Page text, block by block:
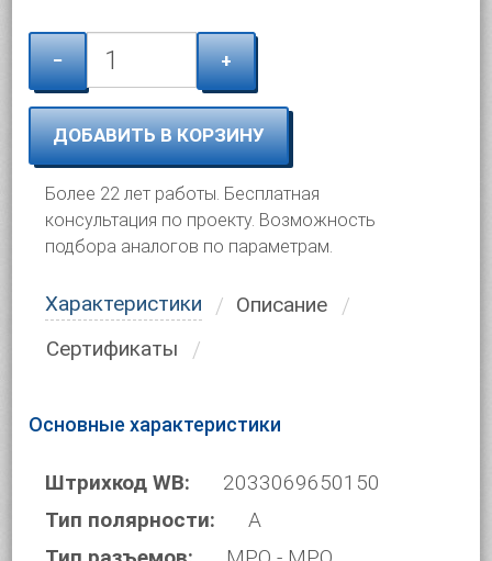
− +
ДОБАВИТЬ В КОРЗИНУ
Более 22 лет работы. Бесплатная
консультация по проекту. Возможность
подбора аналогов по параметрам.
Характеристики
Описание
Сертификаты
Основные характеристики
Штрихкод WB:
2033069650150
Тип полярности:
A